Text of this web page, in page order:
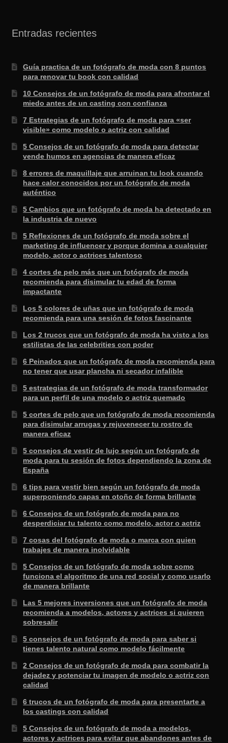
Entradas recientes
Guía practica de un fotógrafo de moda con 8 puntos
para renovar tu book con calidad
10 Consejos de un fotógrafo de moda para afrontar el
miedo antes de un casting con confianza
7 Estrategias de un fotógrafo de moda para «ser
visible» como modelo o actriz con calidad
5 Consejos de un fotógrafo de moda para detectar
vende humos en agencias de manera eficaz
8 errores de maquillaje que arruinan tu look cuando
hace calor conocidos por un fotógrafo de moda
auténtico
5 Cambios que un fotógrafo de moda ha detectado en
la industria de nuevo
5 Reflexiones de un fotógrafo de moda sobre el
marketing de influencer y porque domina a cualquier
modelo, actor o actrices talentoso
4 cortes de pelo más que un fotógrafo de moda
recomienda para disimular tu edad de forma
impactante
Los 5 colores de uñas que un fotógrafo de moda
recomienda para una sesión de fotos fascinante
Los 2 trucos que un fotógrafo de moda ha visto a los
estilistas de las celebrities con poder
6 Peinados que un fotógrafo de moda recomienda para
no tener que usar plancha ni secador infalible
5 estrategias de un fotógrafo de moda transformador
para un perfil de una modelo o actriz quemado
5 cortes de pelo que un fotógrafo de moda recomienda
para disimular arrugas y rejuvenecer tu rostro de
manera eficaz
5 consejos de vestir de lujo según un fotógrafo de
moda para tu sesión de fotos dependiendo la zona de
España
6 tips para vestir bien según un fotógrafo de moda
superponiendo capas en otoño de forma brillante
6 Consejos de un fotógrafo de moda para no
desperdiciar tu talento como modelo, actor o actriz
7 cosas del fotógrafo de moda o marca con quien
trabajes de manera inolvidable
5 Consejos de un fotógrafo de moda sobre como
funciona el algoritmo de una red social y como usarlo
de manera brillante
Las 5 mejores inversiones que un fotógrafo de moda
recomienda a modelos, actores y actrices si quieren
sobresalir
5 consejos de un fotógrafo de moda para saber si
tienes talento natural como modelo fácilmente
2 Consejos de un fotógrafo de moda para combatir la
dejadez y potenciar tu imagen de modelo o actriz con
calidad
6 trucos de un fotógrafo de moda para presentarte a
los castings con calidad
5 Consejos de un fotógrafo de moda a modelos,
actores y actrices para evitar que abandones antes de